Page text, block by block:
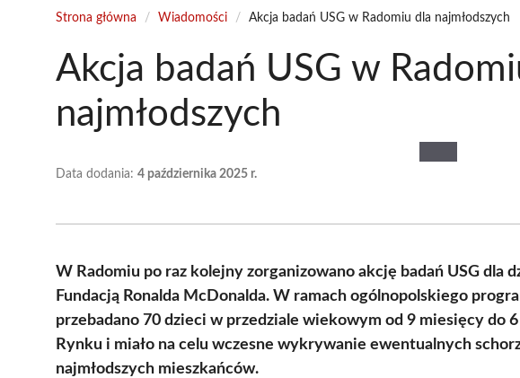
Strona główna / Wiadomości / Akcja badań USG w Radomiu dla najmłodszych
Akcja badań USG w
najmłodszych
Data dodania: 4 października 2025 r.
W Radomiu po raz kolejny zorganizowano akcję badań USG dla
Fundacją Ronalda McDonalda. W ramach ogólnopolskiego
przebadano 70 dzieci w przedziale wiekowym od 9 miesięcy do
Rynku i miało na celu wczesne wykrywanie ewentualnych
najmłodszych mieszkańców.